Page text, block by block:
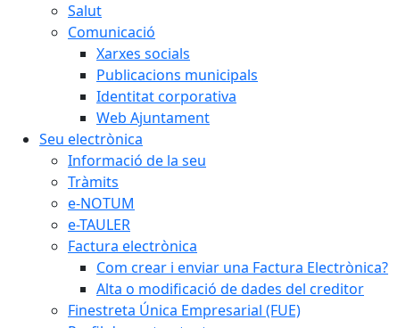
Salut
Comunicació
Xarxes socials
Publicacions municipals
Identitat corporativa
Web Ajuntament
Seu electrònica
Informació de la seu
Tràmits
e-NOTUM
e-TAULER
Factura electrònica
Com crear i enviar una Factura Electrònica?
Alta o modificació de dades del creditor
Finestreta Única Empresarial (FUE)